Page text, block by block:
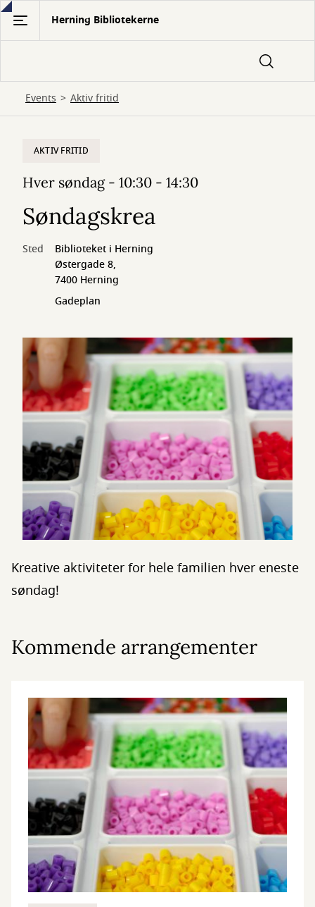
Gå
hovedindhold
Herning Bibliotekerne
Events Aktiv fritid
AKTIV FRITID
Hver søndag - 10:30 - 14:30
Søndagskrea
Sted
Biblioteket i Herning
Østergade 8,
7400 Herning
Gadeplan
Kreative aktiviteter for hele familien hver eneste
søndag!
Kommende arrangementer